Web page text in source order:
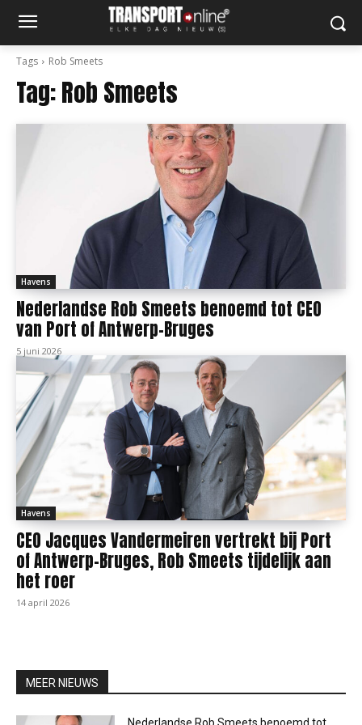
Tags Rob Smeets
Tag:Rob Smeets
Havens
Nederlandse Rob Smeets benoemd tot CEO
van Port of Antwerp-Bruges
5 juni 2026
Havens
CEO Jacques Vandermeiren vertrekt bij Port
of Antwerp-Bruges, Rob Smeets tijdelijk aan
het roer
14 april 2026
MEER NIEUWS